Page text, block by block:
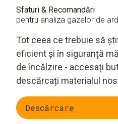
Sfaturi & Recomandări
pentru analiza gazelor de
Tot ceea ce trebuie să
eficient și în siguranță
de încălzire - accesați
descărcați materialul
Descărcare